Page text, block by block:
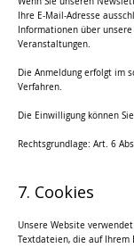
Ihre E-Mail-Adresse
Informationen über
Veranstaltungen.
Die Anmeldung erfolgt im
Verfahren.
Die Einwilligung können
Rechtsgrundlage: Art. 6
7. Cookies
Unsere Website
Textdateien, die auf Ihrem